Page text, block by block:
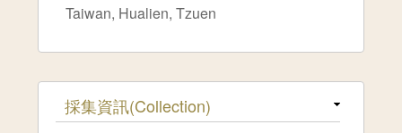
Taiwan, Hualien, Tzuen
隱藏
採集資訊(Collection)